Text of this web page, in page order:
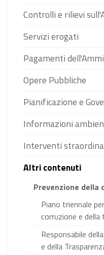
Controlli e rilievi
Servizi erogati
Pagamenti
Opere Pubbliche
Pianificazione e
Informazioni
Interventi
Altri contenuti
Prevenzione della
Piano triennale
corruzione e della
Responsabile
e della